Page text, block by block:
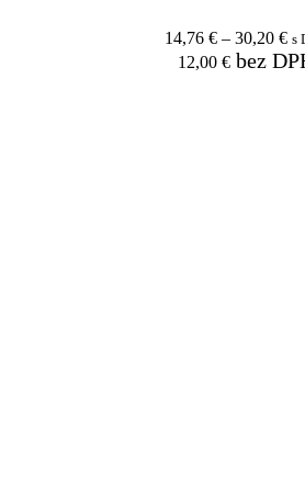
14,76 € – 30,20 € s
12,00 €bez